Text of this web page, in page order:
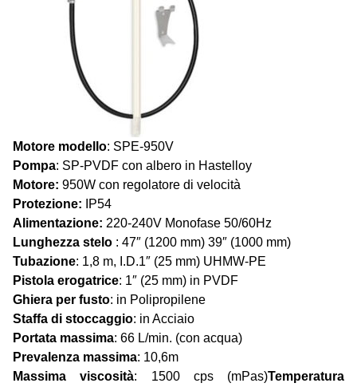
Motore modello: SPE-950V
Pompa: SP-PVDF con albero in Hastelloy
Motore: 950W con regolatore di velocità
Protezione: IP54
Alimentazione: 220-240V Monofase 50/60Hz
Lunghezza stelo : 47″ (1200 mm) 39″ (1000 mm)
Tubazione: 1,8 m, I.D.1″ (25 mm) UHMW-PE
Pistola erogatrice: 1″ (25 mm) in PVDF
Ghiera per fusto: in Polipropilene
Staffa di stoccaggio: in Acciaio
Portata massima: 66 L/min. (con acqua)
Prevalenza massima: 10,6m
Massima viscosità: 1500 cps (mPas)Temperatura